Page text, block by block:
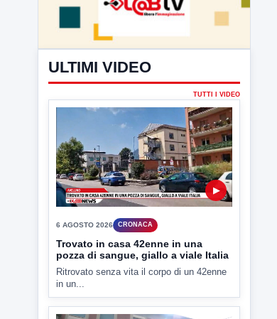
▶
Trovato in casa 42enne in una
pozza di sangue, giallo a viale Italia
Ritrovato senza vita il corpo di un 42enne
in un...